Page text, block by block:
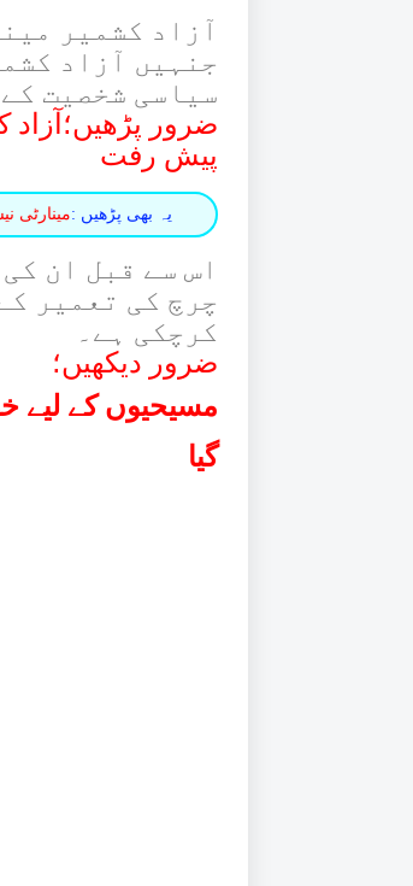
آزاد کشمیر
جنہیں آزاد
سیاسی شخصیت
ضرور پڑھیں؛آزاد
پیش رفت
یہ بھی پڑھیں :مینارٹی
اس سے قبل ان
چرچ کی تعمیر
کرچکی ہے۔
ضرور دیکھیں؛
مسیحیوں کے لیے
گیا